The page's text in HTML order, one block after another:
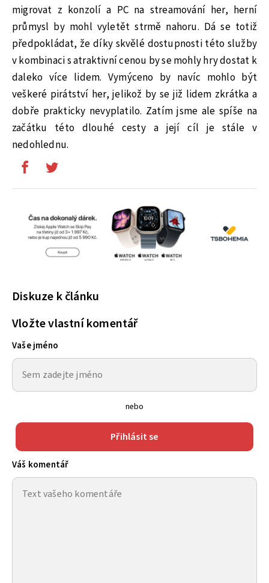
migrovat z konzolí a PC na streamování her, herní
průmysl by mohl vyletět strmě nahoru. Dá se totiž
předpokládat, že díky skvělé dostupnosti této služby
v kombinaci s atraktivní cenou by se mohly hry dostat k
daleko více lidem. Vymýceno by navíc mohlo být
veškeré pirátství her, jelikož by se již lidem zkrátka a
dobře prakticky nevyplatilo. Zatím jsme ale spíše na
začátku této dlouhé cesty a její cíl je stále v
nedohlednu.
Diskuze k článku
Vložte vlastní komentář
Vaše jméno
nebo
Přihlásit se
Váš komentář